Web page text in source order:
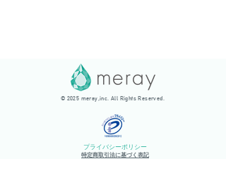
© 2025 meray,inc. All Rights Reserved.
プライバシーポリシー
​特定商取引法に基づく表記